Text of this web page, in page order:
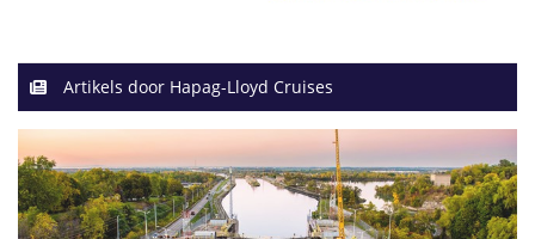
Artikels door Hapag-Lloyd Cruises